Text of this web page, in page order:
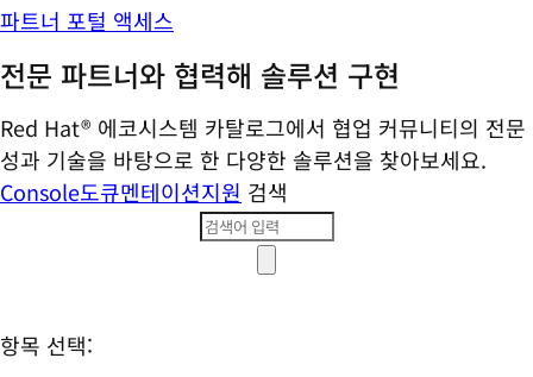
파트너 포털 액세스
전문 파트너와 협력해 솔루션 구현
Red Hat® 에코시스템 카탈로그에서 협업 커뮤니티의 전문
성과 기술을 바탕으로 한 다양한 솔루션을 찾아보세요.
Console도큐멘테이션지원 검색
항목 선택: